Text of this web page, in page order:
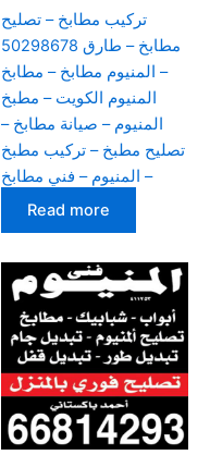
تركيب مطابخ – تصليح
مطابخ – طارق 50298678
– المنيوم مطابخ – مطابخ
المنيوم الكويت – مطبخ
المنيوم – صيانة مطابخ –
تصليح مطبخ – تركيب مطبخ
– المنيوم – فني مطابخ
Read more